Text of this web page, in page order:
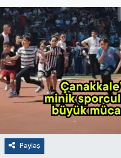
Paylaş
Sağlık